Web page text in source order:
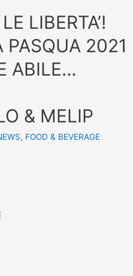
LIBERTA’!
2021
ABILE…
& MELIP
, FOOD & BEVERAGE